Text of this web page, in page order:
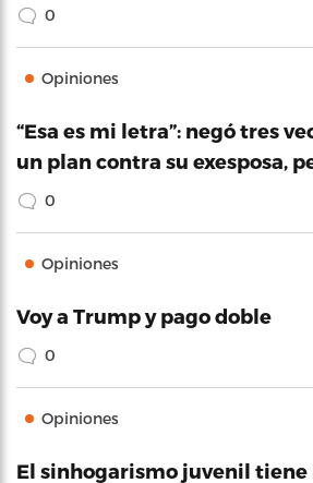
0
Opiniones
“Esa es mi letra”: negó tres
un plan contra su exesposa,
0
Opiniones
Voy a Trump y pago doble
0
Opiniones
El sinhogarismo juvenil